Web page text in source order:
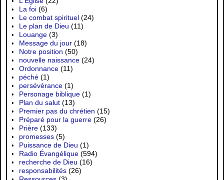
La foi (6)
Le combat spirituel (24)
Le plan de Dieu (11)
Louange (3)
Message du jour (18)
Notre position (50)
nouvelle naissance (24)
Ordonnance (11)
péché (1)
persévérance (1)
Personage biblique (1)
Plan du salut (13)
Premier pas du chrétien (15)
Préparé pour la guerre (26)
Prière (133)
promesses (5)
Puissance de Dieu (1)
Radio Évangélique (594)
recherche de Dieu (16)
responsabilités (26)